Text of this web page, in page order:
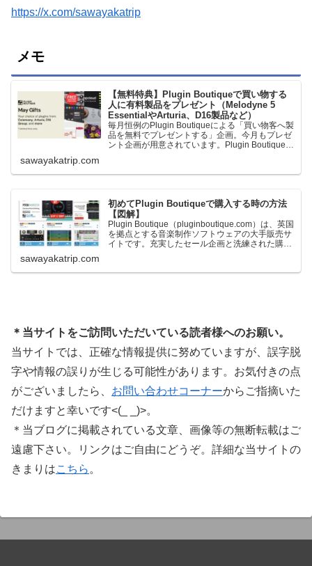
https://x.com/sawayakatrip
メモ
【無料特典】Plugin Boutiqueで買い物する
人に有料製品をプレゼント（Melodyne 5
EssentialやArturia、D16製品など）
毎月恒例のPlugin Boutiqueによる「買い物客へ製
品を無料でプレゼントする」企画。今月もプレゼ
ント企画が用意されています。Plugin Boutiqueで
ます。＊無料配布終了予定日：日本時間：
sawayakatrip.com
初めてPlugin Boutiqueで購入する時の方法
【図解】
Plugin Boutique（pluginboutique.com）は、英国
を拠点とする音楽制作ソフトウェアの大手販売サ
イトです。充実したセール企画と洗練された購入
に知っておきたいこと価格表示に…
sawayakatrip.com
＊当サイトをご訪問いただいている読者様へのお願い。
当サイトでは、正確な情報提供に努めていますが、誤字脱
字や情報の誤りが生じる可能性があります。お気付きの点
がございましたら、 お問い合わせコーナーからご指摘いた
だけますと幸いです<(_ _)>。
＊当ブログに掲載されている文章、画像等の無断転載はご
遠慮下さい。リンクはご自由にどうぞ。詳細な当サイトの
きまりはこちら 。